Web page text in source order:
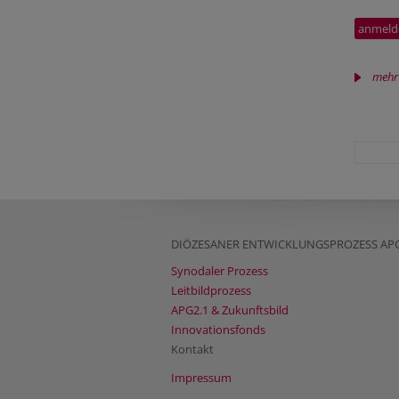
mehr
DIÖZESANER ENTWICKLUNGSPROZESS
Synodaler Prozess
Leitbildprozess
APG2.1 & Zukunftsbild
Innovationsfonds
Kontakt
Impressum